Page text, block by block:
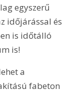
egyszerű
időjárással és
is időtálló
is!
a
fabeton